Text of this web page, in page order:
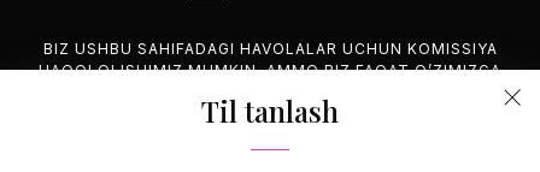
BIZ USHBU SAHIFADAGI HAVOLALAR UCHUN KOMISSIYA
HAQQI OLISHIMIZ MUMKIN, AMMO BIZ FAQAT O’ZIMIZGA
Til tanlash